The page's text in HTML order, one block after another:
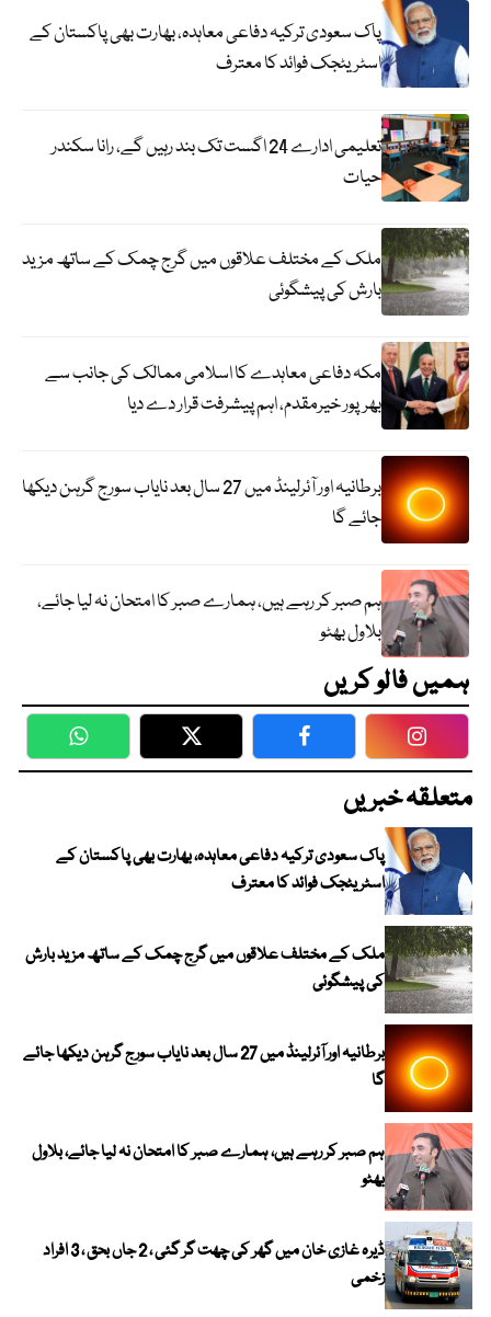
پاک سعودی ترکیہ دفاعی معاہدہ، بھارت بھی پاکستان کے
اسٹریٹجک فوائد کا معترف
تعلیمی ادارے 24 اگست تک بند رہیں گے، رانا سکندر
حیات
ملک کے مختلف علاقوں میں گرج چمک کے ساتھ مزید
بارش کی پیشگوئی
مکہ دفاعی معاہدے کا اسلامی ممالک کی جانب سے
بھرپور خیرمقدم، اہم پیشرفت قرار دے دیا
برطانیہ اور آئرلینڈ میں 27 سال بعد نایاب سورج گرہن دیکھا
جائے گا
ہم صبر کر رہے ہیں، ہمارے صبر کا امتحان نہ لیا جائے،
بلاول بھٹو
ہمیں فالو کریں
WhatsApp Twitter Facebook
متعلقہ خبریں
پاک سعودی ترکیہ دفاعی معاہدہ، بھارت بھی پاکستان کے
اسٹریٹجک فوائد کا معترف
ملک کے مختلف علاقوں میں گرج چمک کے ساتھ مزید بارش
کی پیشگوئی
برطانیہ اور آئرلینڈ میں 27 سال بعد نایاب سورج گرہن دیکھا جائے
گا
ہم صبر کر رہے ہیں، ہمارے صبر کا امتحان نہ لیا جائے، بلاول
بھٹو
ڈیرہ غازی خان میں گھر کی چھت گر گئی ، 2 جاں بحق ، 3 افراد
زخمی